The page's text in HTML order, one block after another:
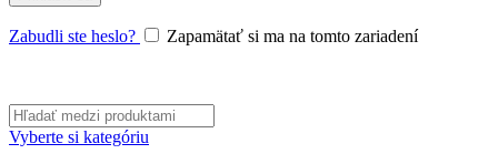
Zabudli ste heslo? Zapamätať si ma na tomto zariadení
Vyberte si kategóriu